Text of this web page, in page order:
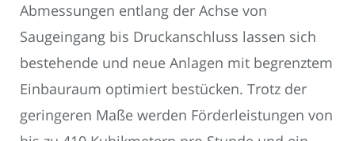
Abmessungen entlang der Achse von
Saugeingang bis Druckanschluss lassen sich
bestehende und neue Anlagen mit begrenztem
Einbauraum optimiert bestücken. Trotz der
geringeren Maße werden Förderleistungen von